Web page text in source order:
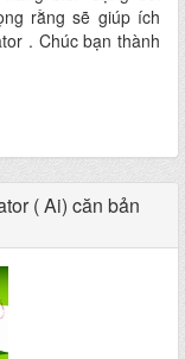
rằng sẽ giúp ích
. Chúc bạn thành
( Ai) căn bản